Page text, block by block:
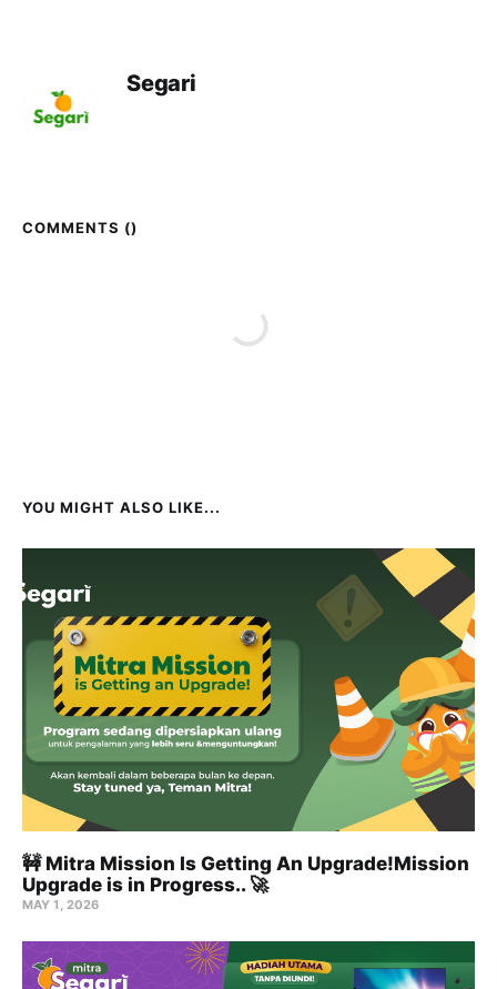
Segari
COMMENTS ()
YOU MIGHT ALSO LIKE...
🚧 Mitra Mission Is Getting An Upgrade!Mission
Upgrade is in Progress.. 🚀
MAY 1, 2026